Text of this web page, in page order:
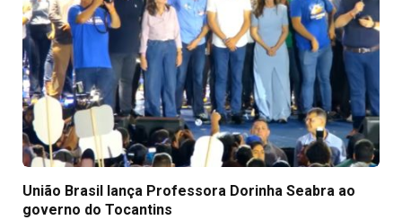
União Brasil lança Professora Dorinha Seabra ao
governo do Tocantins